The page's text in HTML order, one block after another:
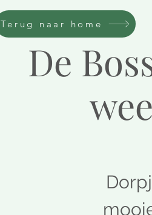
De
Terug naar home